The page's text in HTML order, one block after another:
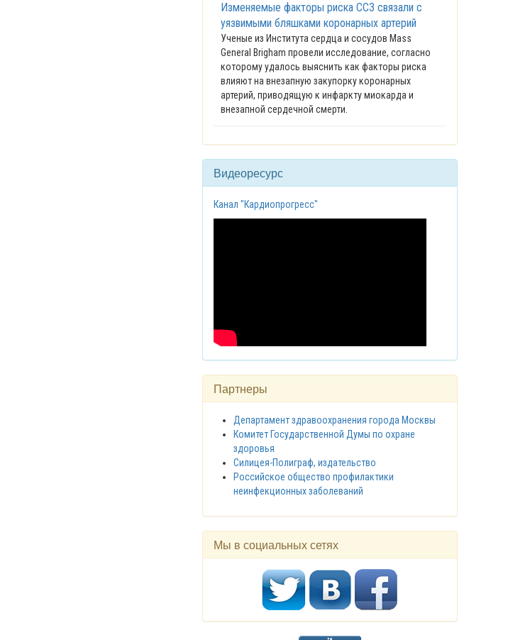
Изменяемые факторы риска ССЗ связали с
уязвимыми бляшками коронарных артерий
Ученые из Института сердца и сосудов Mass
General Brigham провели исследование, согласно
которому удалось выяснить как факторы риска
влияют на внезапную закупорку коронарных
артерий, приводящую к инфаркту миокарда и
внезапной сердечной смерти.
Видеоресурс
Канал "Кардиопрогресс"
Партнеры
Департамент здравоохранения города Москвы
Комитет Государственной Думы по охране
здоровья
Силицея-Полиграф, издательство
Российское общество профилактики
неинфекционных заболеваний
Мы в социальных сетях